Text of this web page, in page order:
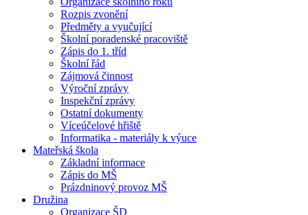
Rozpis zvonění
Předměty a vyučující
Školní poradenské pracoviště
Zápis do 1. tříd
Školní řád
Zájmová činnost
Výroční zprávy
Inspekční zprávy
Ostatní dokumenty
Víceúčelové hřiště
Informatika - materiály k výuce
Mateřská škola
Základní informace
Zápis do MŠ
Prázdninový provoz MŠ
Družina
Organizace ŠD